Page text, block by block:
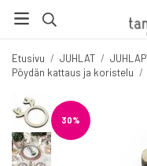
Etusivu / JUHLAT /
Pöydän kattaus ja koristelu /
30%